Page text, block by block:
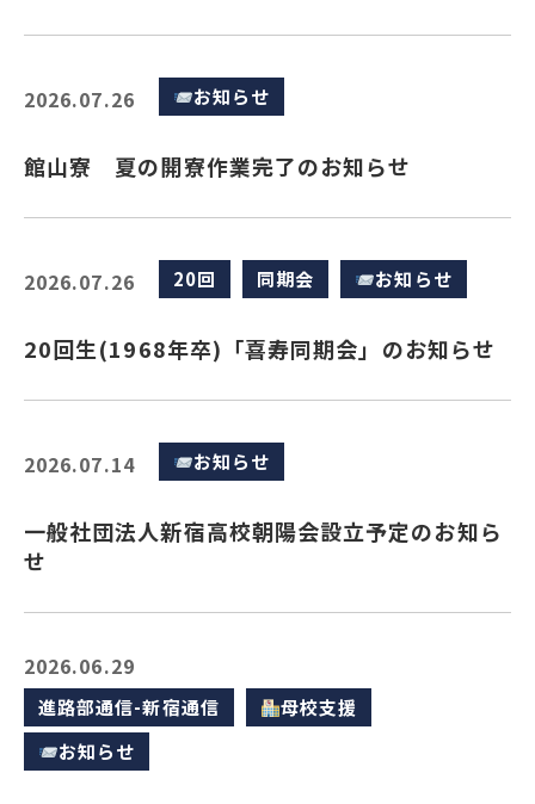
2026.07.26 お知らせ
館山寮 夏の開寮作業完了のお知らせ
2026.07.26 20回 同期会 お知らせ
20回生(1968年卒)「喜寿同期会」のお知らせ
2026.07.14 お知らせ
一般社団法人新宿高校朝陽会設立予定のお知ら
せ
2026.06.29
進路部通信-新宿通信
母校支援
お知らせ